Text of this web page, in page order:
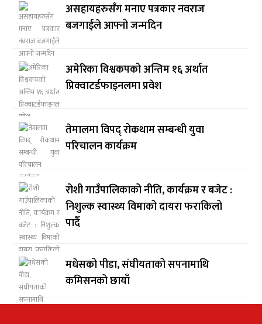
असहायहरुसँग मनाए पत्रकार नवराज
बजगाईले आफ्नो जन्मदिन
अमेरिका विश्वकपको अन्तिम १६ अर्थात
प्रिक्वाटर्डफाइनलमा प्रवेश
तेमालमा विपद् रोकथाम सम्बन्धी युवा
परिचालन कार्यक्रम
रोशी गाउँपालिकाको नीति, कार्यक्रम र बजेट :
निशुल्क स्वास्थ्य विमाको दायरा फराकिलो
पार्दै
मधेसको पीडा, संघीयताको सपनामाथि
कमिसनको छायाँ